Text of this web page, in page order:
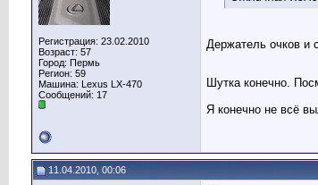
Регистрация: 23.02.2010
Возраст: 57
Город: Пермь
Регион: 59
Машина: Lexus LX-470
Сообщений: 17
Держатель очков и
Шутка конечно.
Я конечно не всё
11.04.2010, 00:06